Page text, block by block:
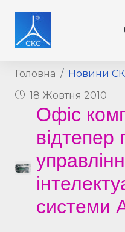
Головна
Новини
18 Жовтня 2010
Офіс
відтепер
системи